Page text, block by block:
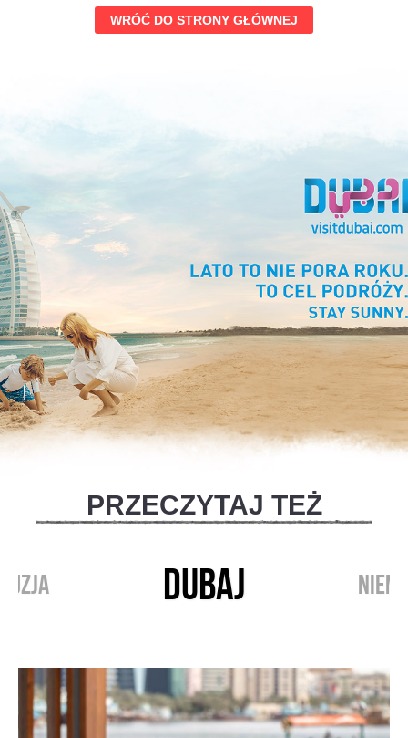
WRÓĆ DO STRONY GŁÓWNEJ
PRZECZYTAJ TEŻ
DUBAJ